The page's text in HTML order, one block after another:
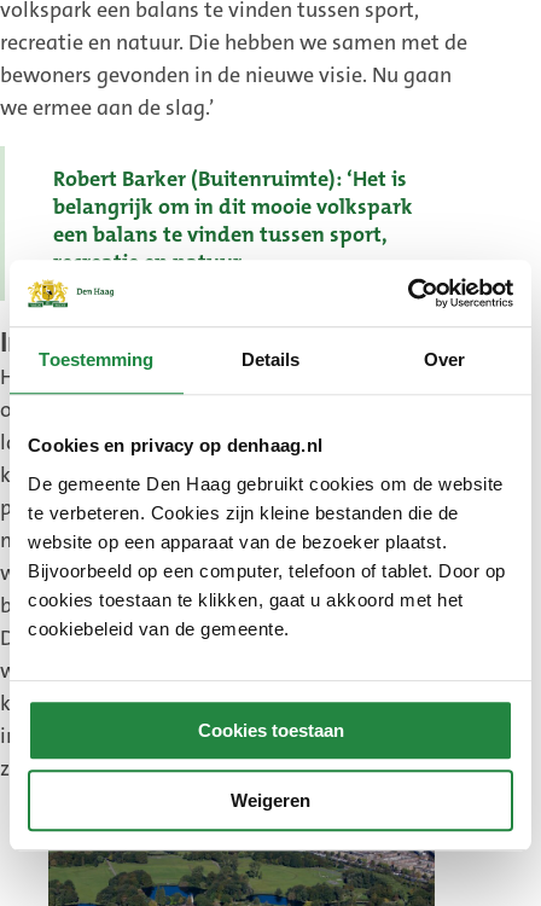
Toestemming Details Over
Cookies en privacy op denhaag.nl
De gemeente Den Haag gebruikt cookies om de website
te verbeteren. Cookies zijn kleine bestanden die de
website op een apparaat van de bezoeker plaatst.
Bijvoorbeeld op een computer, telefoon of tablet. Door op
cookies toestaan te klikken, gaat u akkoord met het
cookiebeleid van de gemeente.
Cookies toestaan
Weigeren
volkspark een balans te vinden tussen sport,
recreatie en natuur. Die hebben we samen met de
bewoners gevonden in de nieuwe visie. Nu gaan
we ermee aan de slag.’
Robert Barker (Buitenruimte): ‘Het is
belangrijk om in dit mooie volkspark
een balans te vinden tussen sport,
recreatie en natuur.
Investeren in het Zuiderpark
Het totaal aan wensen telt flink op, maar dit is
ook niet gek aangezien het om een visie voor de
lange termijn gaat. De gemeente gaat echter de
komende maanden al aan de slag. Zo is een
parkmanager ingesteld. Daarnaast wordt bijna 2
miljoen geïnvesteerd in acht projecten. Concreet
wordt een voedselmoerasbos gerealiseerd, worden
bloemenweides ingezaaid, worden de
Doorenbosheuvels aangepakt en wordt de
waterkwaliteit verbeterd. Wethouder Barker: ‘De
komende tijd geven we het Zuiderpark een flinke
impuls. Zo pakken we het groen en water aan en
zorgen dat dit fijner is voor mens en dier.’